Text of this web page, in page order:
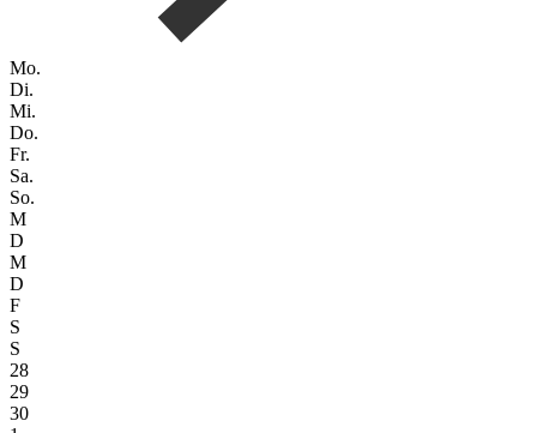
Mo.
Di.
Mi.
Do.
Fr.
Sa.
So.
M
D
M
D
F
S
S
28
29
30